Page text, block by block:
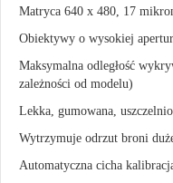
Matryca 640 x 480, 17
Obiektywy o wysokiej
Maksymalna odległość
zależności od modelu)
Lekka, gumowana,
Wytrzymuje odrzut broni
Automatyczna cicha